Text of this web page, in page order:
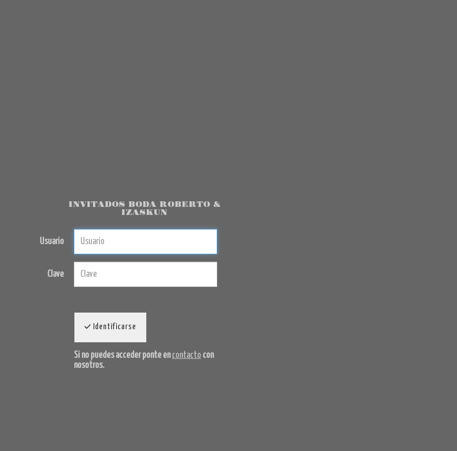
INVITADOS BODA ROBERTO &
IZASKUN
Usuario
Clave
Identificarse
Si no puedes acceder ponte encontacto con
nosotros.